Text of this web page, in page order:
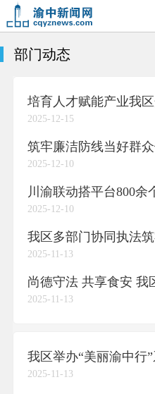
首页
渝中新闻 特别关注
企业信息 吃在渝中
部门动态
2025-12-15
筑牢廉洁防线当好群
2025-12-10
川渝联动搭平台800余
2025-12-10
我区多部门协同执法
2025-11-13
2025-11-13
2025-11-13